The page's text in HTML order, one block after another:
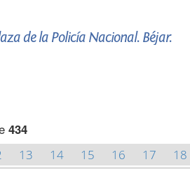
de la Policía Nacional. Béjar.
434
13 14 15 16 17 18